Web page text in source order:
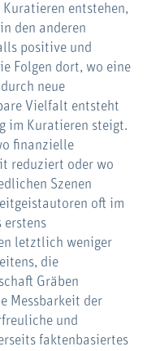
Kuratieren entstehen,
den anderen
positive und
Folgen dort, wo eine
neue
Vielfalt entsteht
im Kuratieren steigt.
finanzielle
reduziert oder wo
Szenen
oft im
erstens
letztlich weniger
die
Gräben
Messbarkeit der
und
faktenbasiertes